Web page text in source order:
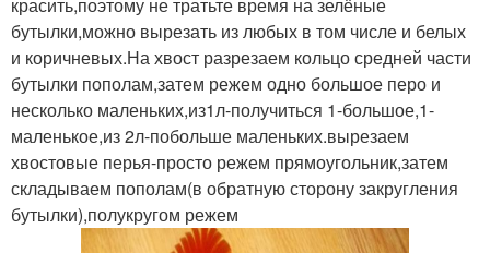
бутылки,можно вырезать из любых в том числе и белых
и коричневых.На хвост разрезаем кольцо средней части
бутылки пополам,затем режем одно большое перо и
несколько маленьких,из1л-получиться 1-большое,1-
маленькое,из 2л-побольше маленьких.вырезаем
хвостовые перья-просто режем прямоугольник,затем
складываем пополам(в обратную сторону закругления
бутылки),полукругом режем